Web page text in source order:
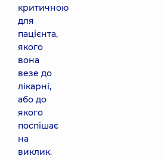
критичною
для
пацієнта,
якого
вона
везе до
лікарні,
або до
якого
поспішає
на
виклик.